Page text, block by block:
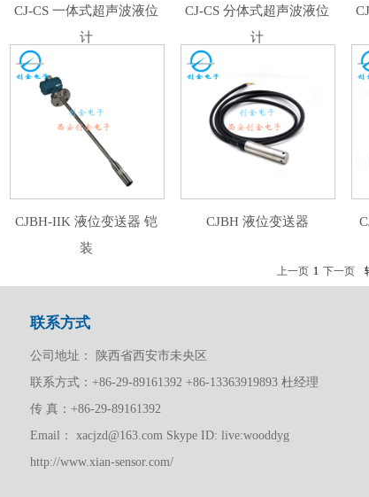
CJ-CS 一体式超声波液位
计
CJ-CS 分体式超声波液位
计
CJBH-IIK 液位变送器 铠
装
CJBH 液位变送器
上一页 1 下一页
联系方式
公司地址： 陕西省西安市未央区
联系方式：+86-29-89161392 +86-13363919893 杜经理
传 真：+86-29-89161392
Email： xacjzd@163.com Skype ID: live:wooddyg
http://www.xian-sensor.com/